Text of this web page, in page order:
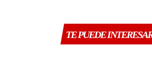
TE PUEDE